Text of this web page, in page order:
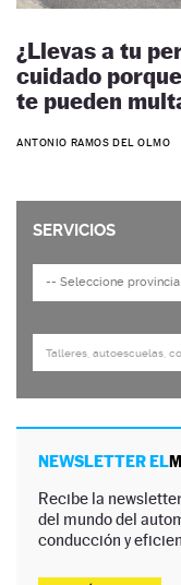
¿Llevas a tu
cuidado
te pueden
ANTONIO RAMOS DEL OLMO
NEWSLETTER EL
Recibe la
del mundo del
conducción y